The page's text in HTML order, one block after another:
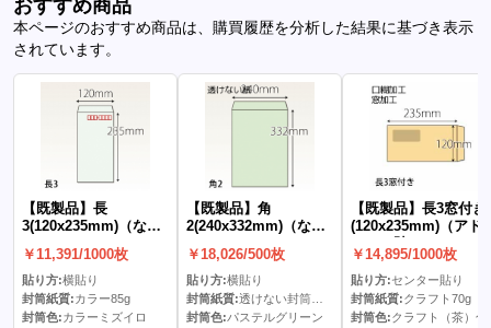
おすすめ商品
本ページのおすすめ商品は、購買履歴を分析した結果に基づき表示
されています。
【既製品】長
3(120x235mm)（な
￥11,391/1000枚
貼り方:横貼り
封筒紙質:カラー85g
封筒色:カラーミズイロ
【既製品】角
2(240x332mm)（な
￥18,026/500枚
貼り方:横貼り
封筒紙質:透けない封筒パステル100g
封筒色:パステルグリーン
【既製品】長3窓付き
(120x235mm)（アド
￥14,895/1000枚
貼り方:センター貼り
封筒紙質:クラフト70g
封筒色:クラフト（茶）色